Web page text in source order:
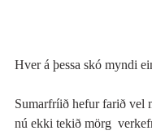
Hver á þessa skó myndi
Sumarfríið hefur farið vel
nú ekki tekið mörg